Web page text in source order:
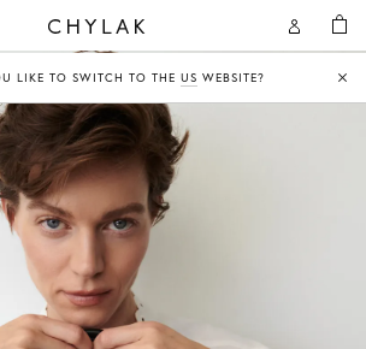
Open
Account
LIKE TO SWITCH TO THE US WEBSITE?